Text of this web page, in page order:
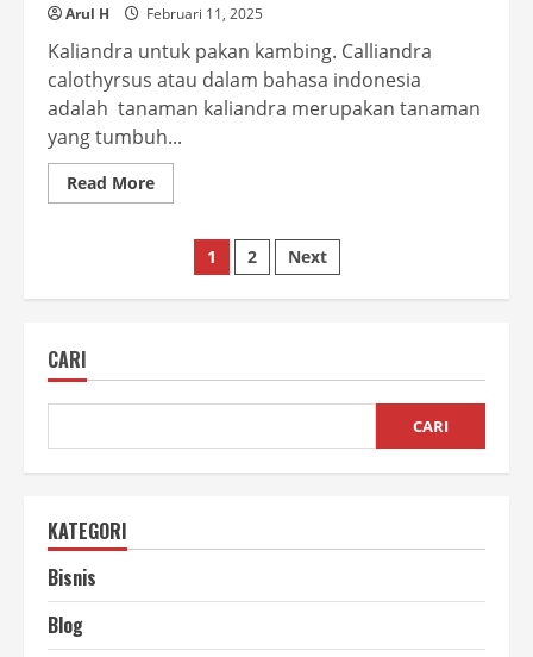
Arul H Februari 11, 2025
Kaliandra untuk pakan kambing. Calliandra
calothyrsus atau dalam bahasa indonesia
adalah tanaman kaliandra merupakan tanaman
yang tumbuh...
Read MoreRead
more
kambing
yang
Paginasi
pos
1 2 Next
CARI
CARI
KATEGORI
Bisnis
Blog